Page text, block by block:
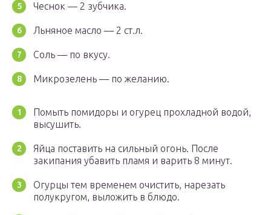
Чеснок — 2 зубчика.
Льняное масло — 2 ст.л.
Соль — по вкусу.
Микрозелень — по желанию.
Помыть помидоры и огурец прохладной водой,
высушить.
Яйца поставить на сильный огонь. После
закипания убавить пламя и варить 8 минут.
Огурцы тем временем очистить, нарезать
полукругом, выложить в блюдо.